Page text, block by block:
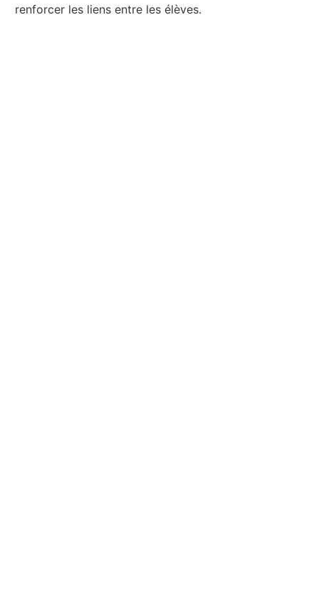
renforcer les liens entre les élèves.